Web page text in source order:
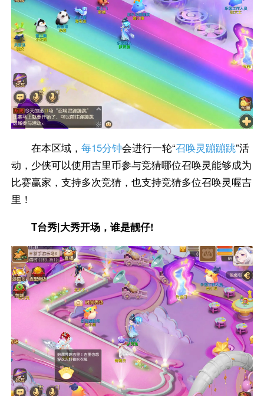
在本区域，每15分钟会进行一轮“召唤灵蹦蹦跳”活
动，少侠可以使用吉里币参与竞猜哪位召唤灵能够成为
比赛赢家，支持多次竞猜，也支持竞猜多位召唤灵喔吉
里！
T台秀|大秀开场，谁是靓仔!